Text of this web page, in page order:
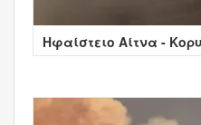
Ηφαίστειο Αίτνα -